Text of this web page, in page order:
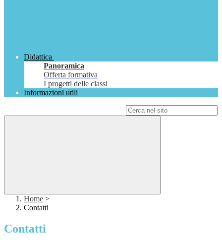
Didattica
Panoramica
Offerta formativa
I progetti delle classi
Informazioni utili
Home >
Contatti
Contatti